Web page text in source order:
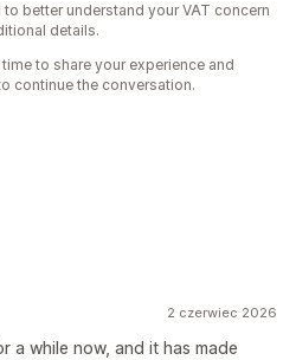
better understand your VAT concern
details.
to share your experience and
continue the conversation.
2 czerwiec 2026
a while now, and it has made